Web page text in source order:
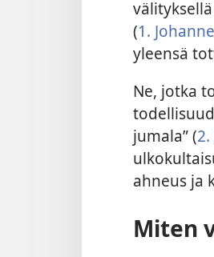
(1.
yleensä
Ne, jotka
jumala” (
ahneus ja
Miten